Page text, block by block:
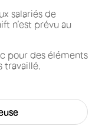
salariés de
n’est prévu au
pour des éléments
travaillé.